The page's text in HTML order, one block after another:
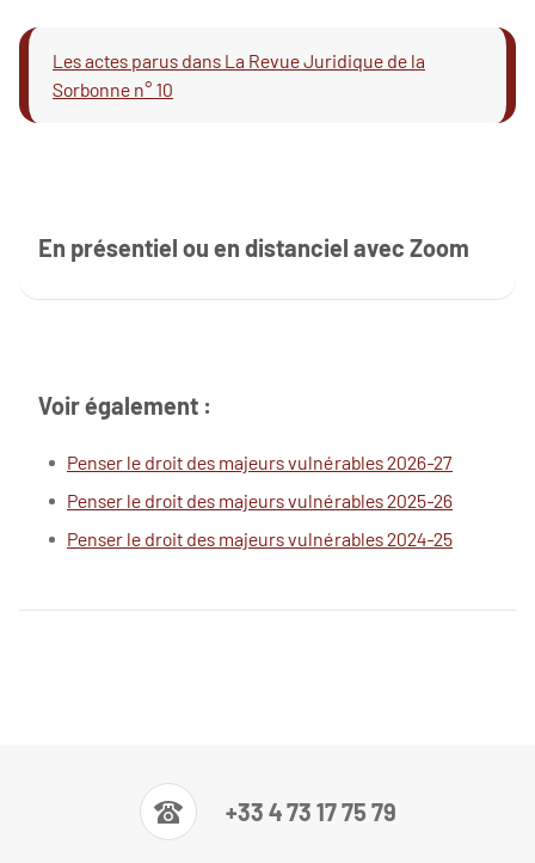
Les actes parus dans La Revue Juridique de la
Sorbonne n° 10
En présentiel ou en distanciel avec Zoom
Voir également :
Penser le droit des majeurs vulnérables 2026-27
Penser le droit des majeurs vulnérables 2025-26
Penser le droit des majeurs vulnérables 2024-25
+33 4 73 17 75 79